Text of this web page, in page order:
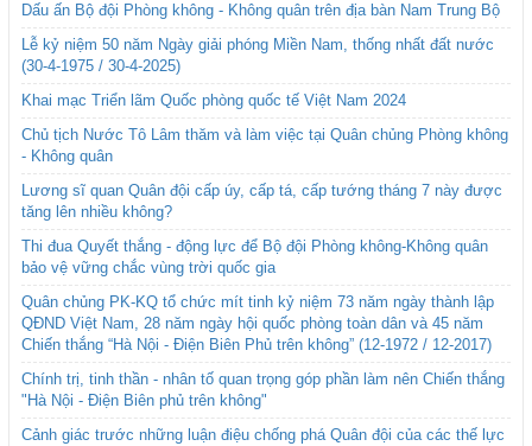
Dấu ấn Bộ đội Phòng không - Không quân trên địa bàn Nam Trung Bộ
Lễ kỷ niệm 50 năm Ngày giải phóng Miền Nam, thống nhất đất nước
(30-4-1975 / 30-4-2025)
Khai mạc Triển lãm Quốc phòng quốc tế Việt Nam 2024
Chủ tịch Nước Tô Lâm thăm và làm việc tại Quân chủng Phòng không
- Không quân
Lương sĩ quan Quân đội cấp úy, cấp tá, cấp tướng tháng 7 này được
tăng lên nhiều không?
Thi đua Quyết thắng - động lực để Bộ đội Phòng không-Không quân
bảo vệ vững chắc vùng trời quốc gia
Quân chủng PK-KQ tổ chức mít tinh kỷ niệm 73 năm ngày thành lập
QĐND Việt Nam, 28 năm ngày hội quốc phòng toàn dân và 45 năm
Chiến thắng “Hà Nội - Điện Biên Phủ trên không” (12-1972 / 12-2017)
Chính trị, tinh thần - nhân tố quan trọng góp phần làm nên Chiến thắng
"Hà Nội - Điện Biên phủ trên không"
Cảnh giác trước những luận điệu chống phá Quân đội của các thế lực